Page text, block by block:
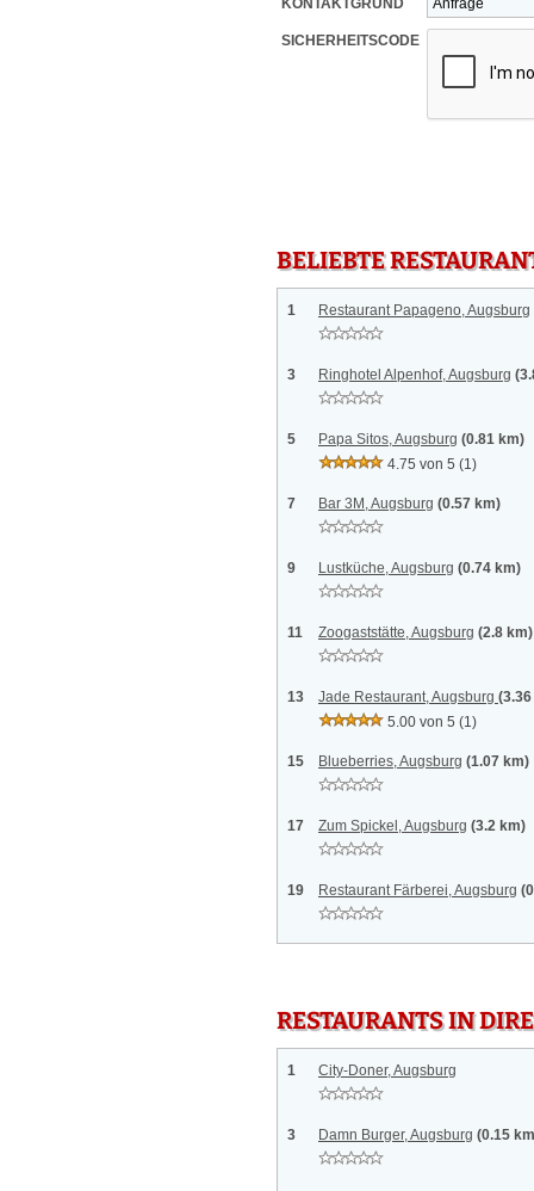
KONTAKTGRUND
SICHERHEITSCODE
BELIEBTE
1 Restaurant Papageno, Augsburg
3 Ringhotel Alpenhof, Augsburg
5 Papa Sitos, Augsburg (0.81 km)
4.75 von 5 (1)
7 Bar 3M, Augsburg (0.57 km)
9 Lustküche, Augsburg (0.74 km)
11 Zoogaststätte, Augsburg (2.8 km)
13 Jade Restaurant, Augsburg
5.00 von 5 (1)
15 Blueberries, Augsburg (1.07 km)
17 Zum Spickel, Augsburg (3.2 km)
19 Restaurant Färberei, Augsburg
RESTAURANTS IN
1 City-Doner, Augsburg
3 Damn Burger, Augsburg (0.15